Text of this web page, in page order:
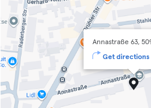
Annastraße 63,
Get directions